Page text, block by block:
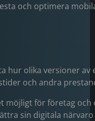
och optimera
hur olika versioner av
och andra
möjligt för företag och
sin digitala